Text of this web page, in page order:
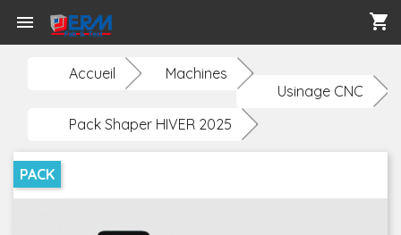
 shopping_cart
Accueil
Machines
Usinage CNC
Pack Shaper HIVER 2025
PACK